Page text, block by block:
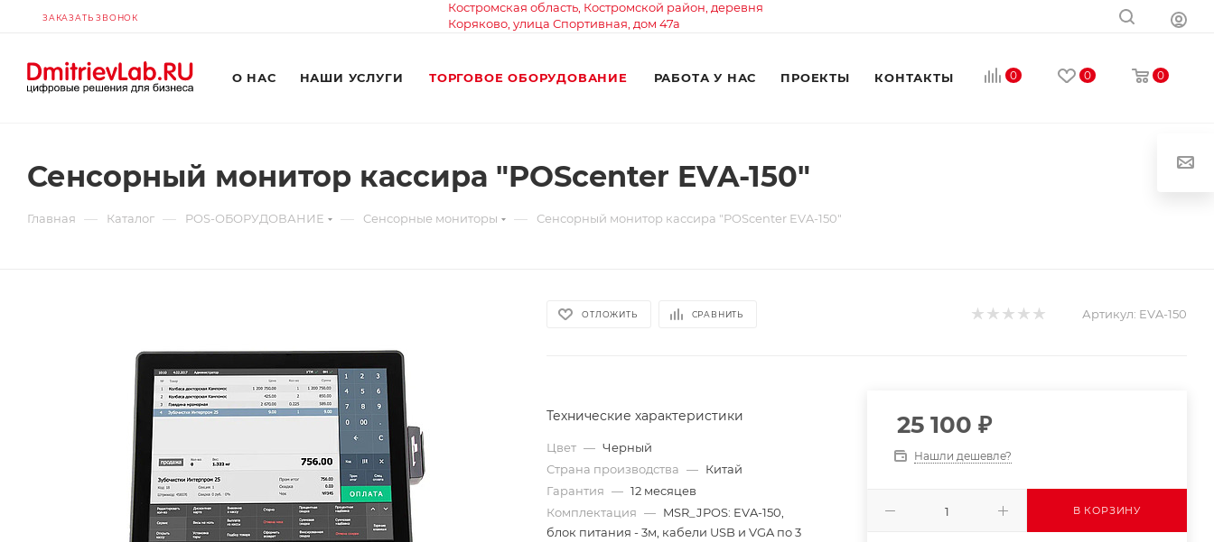
ЗАКАЗАТЬ ЗВОНОК
Костромская область, Костромской район, деревня
Коряково, улица Спортивная, дом 47а
0 0 0
О НАС НАШИ УСЛУГИ ТОРГОВОЕ ОБОРУДОВАНИЕ РАБОТА У НАС ПРОЕКТЫ КОНТАКТЫ
Сенсорный монитор кассира "POScenter EVA-150"
Главная — Каталог — POS-ОБОРУДОВАНИЕ — Cенсорные мониторы — Сенсорный монитор кассира "POScenter EVA-150"
ОТЛОЖИТЬ СРАВНИТЬ Артикул: EVA-150
Технические характеристики
Цвет — Черный
Страна производства — Китай
Гарантия — 12 месяцев
Комплектация — MSR_JPOS: EVA-150,
блок питания - 3м, кабели USB и VGA по 3
25 100 ₽
Нашли дешевле?
В КОРЗИНУ